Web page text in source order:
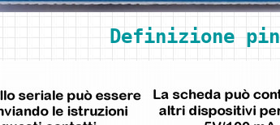
Definizione pin